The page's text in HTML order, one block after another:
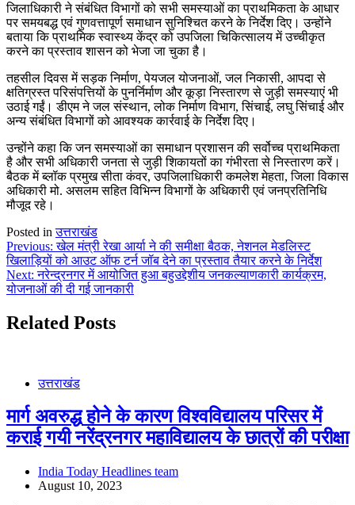
जिलाधिकारी ने संबंधित विभागों को सभी समस्याओं का प्राथमिकता के आधार
पर समयबद्ध एवं गुणवत्तापूर्ण समाधान सुनिश्चित करने के निर्देश दिए। उन्होंने
बताया कि प्राथमिक स्वास्थ्य केंद्र को उपजिला चिकित्सालय में उच्चीकृत
करने का प्रस्ताव शासन को भेजा जा चुका है।
तहसील दिवस में सड़क निर्माण, पेयजल योजनाओं, जल निकासी, आपदा से
क्षतिग्रस्त परिसंपत्तियों के पुनर्निर्माण और कूड़ा निस्तारण से जुड़ी समस्याएं भी
उठाई गईं। डीएम ने जल संस्थान, लोक निर्माण विभाग, सिंचाई, लघु सिंचाई और
अन्य संबंधित विभागों को आवश्यक कार्रवाई के निर्देश दिए।
उन्होंने कहा कि जन समस्याओं का समाधान प्रशासन की सर्वोच्च प्राथमिकता
है और सभी अधिकारी जनता से जुड़ी शिकायतों का गंभीरता से निस्तारण करें।
बैठक में ब्लॉक प्रमुख सीता कंवर, उपजिलाधिकारी कमलेश मेहता, जिला विकास
अधिकारी मो. असलम सहित विभिन्न विभागों के अधिकारी एवं जनप्रतिनिधि
मौजूद रहे।
Posted inउत्तराखंड
Post
navigation
Previous: खेल मंत्री रेखा आर्या ने की समीक्षा बैठक, नेशनल मेडलिस्ट
खिलाड़ियों को आउट ऑफ टर्न जॉब देने का प्रस्ताव तैयार करने के निर्देश
Next: नरेन्द्रनगर में आयोजित हुआ बहुउद्देशीय जनकल्याणकारी कार्यक्रम,
योजनाओं की दी गई जानकारी
Related Posts
उत्तराखंड
मार्ग अवरुद्ध होने के कारण विश्वविद्यालय परिसर में
कराई गयी नरेंद्रनगर महाविद्यालय के छात्रों की परीक्षा
India Today Headlines team
August 10, 2023